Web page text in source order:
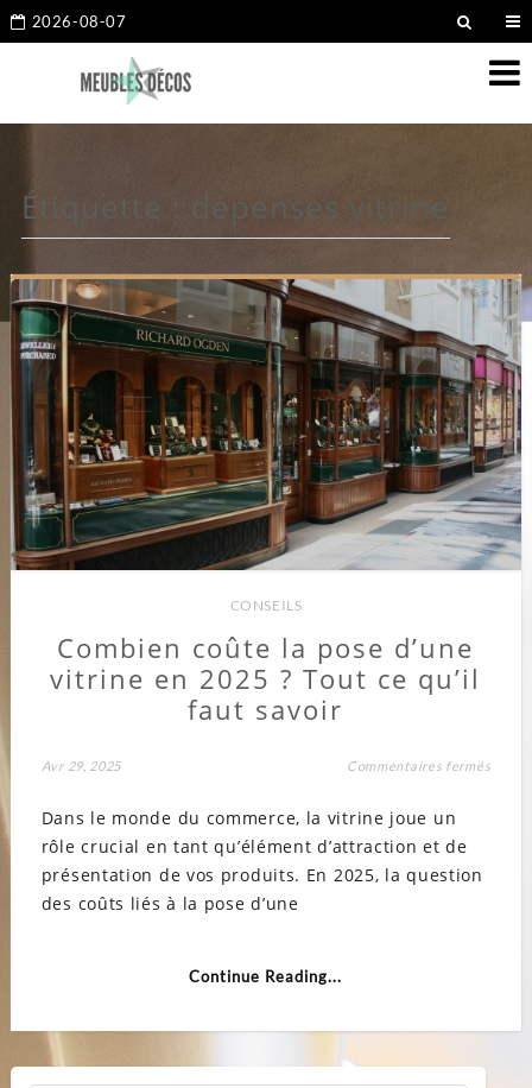
2026-08-07
Étiquette : dépenses vitrine
CONSEILS
Combien coûte la pose d’une
vitrine en 2025 ? Tout ce qu’il
faut savoir
Avr 29, 2025 Commentaires ferméssur
Dans le monde du commerce, la vitrine joue un
rôle crucial en tant qu’élément d’attraction et de
présentation de vos produits. En 2025, la question
des coûts liés à la pose d’une
Continue Reading...